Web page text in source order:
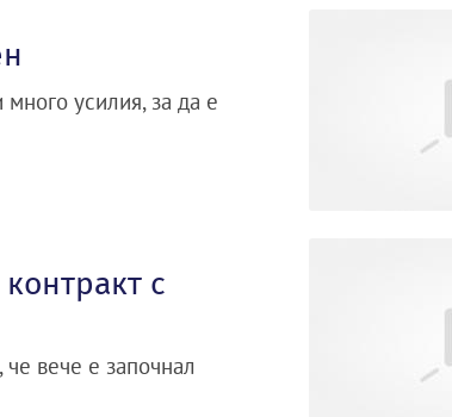
усилия, за да е
с
вече е започнал